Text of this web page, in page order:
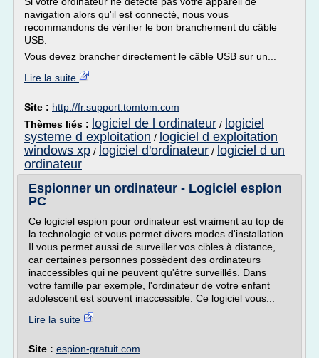
navigation alors qu'il est connecté, nous vous
recommandons de vérifier le bon branchement du câble
USB.
Vous devez brancher directement le câble USB sur un...
Lire la suite
Site : http://fr.support.tomtom.com
Thèmes liés : logiciel de l ordinateur / logiciel
systeme d exploitation / logiciel d exploitation
windows xp / logiciel d'ordinateur / logiciel d un
ordinateur
Espionner un ordinateur - Logiciel espion
PC
Ce logiciel espion pour ordinateur est vraiment au top de
la technologie et vous permet divers modes d'installation.
Il vous permet aussi de surveiller vos cibles à distance,
car certaines personnes possèdent des ordinateurs
inaccessibles qui ne peuvent qu'être surveillés. Dans
votre famille par exemple, l'ordinateur de votre enfant
adolescent est souvent inaccessible. Ce logiciel vous...
Lire la suite
Site : espion-gratuit.com